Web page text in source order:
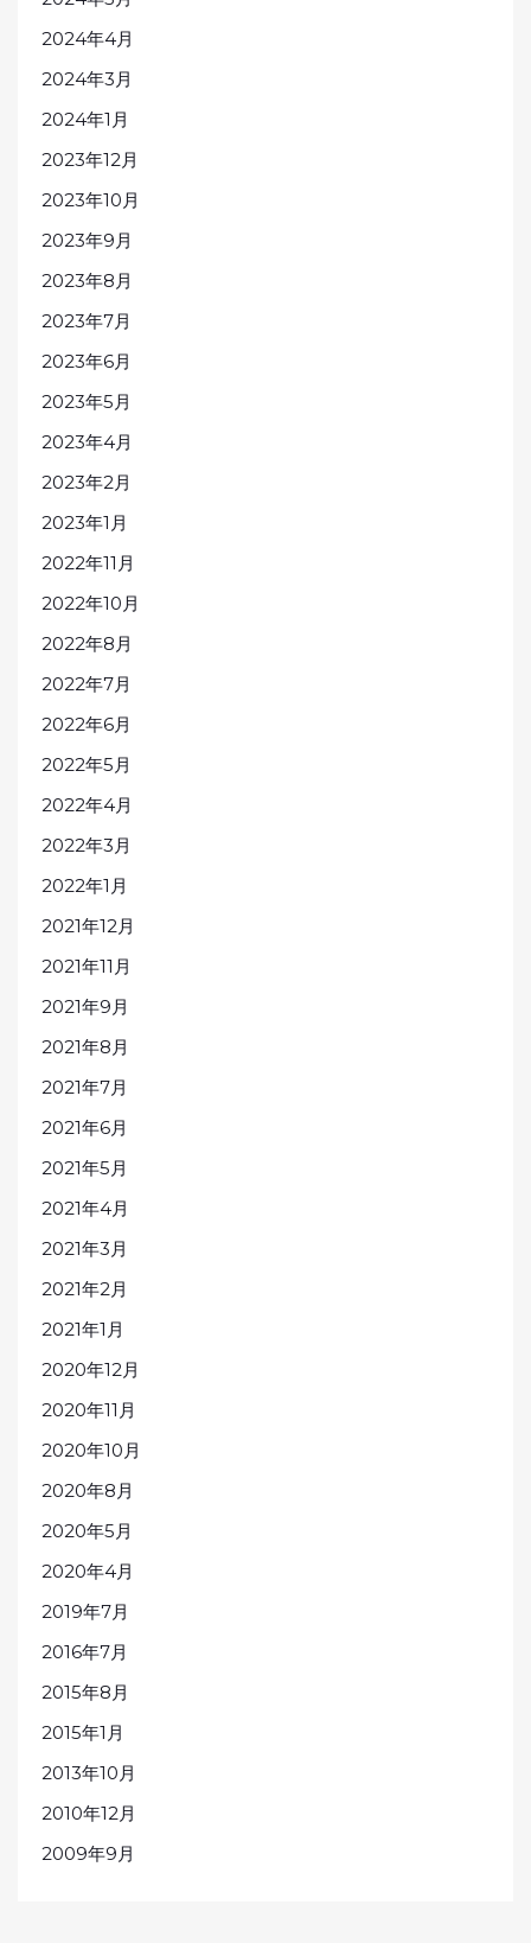
2024年4月
2024年3月
2024年1月
2023年12月
2023年10月
2023年9月
2023年8月
2023年7月
2023年6月
2023年5月
2023年4月
2023年2月
2023年1月
2022年11月
2022年10月
2022年8月
2022年7月
2022年6月
2022年5月
2022年4月
2022年3月
2022年1月
2021年12月
2021年11月
2021年9月
2021年8月
2021年7月
2021年6月
2021年5月
2021年4月
2021年3月
2021年2月
2021年1月
2020年12月
2020年11月
2020年10月
2020年8月
2020年5月
2020年4月
2019年7月
2016年7月
2015年8月
2015年1月
2013年10月
2010年12月
2009年9月